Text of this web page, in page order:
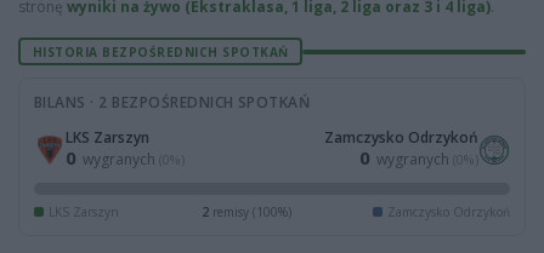
stronę wyniki na żywo (Ekstraklasa, 1 liga, 2 liga oraz 3 i 4 liga).
HISTORIA BEZPOŚREDNICH SPOTKAŃ
BILANS · 2 BEZPOŚREDNICH SPOTKAŃ
LKS Zarszyn
0 wygranych (0%)
Zamczysko Odrzykoń
0 wygranych (0%)
LKS Zarszyn 2remisy (100%) Zamczysko Odrzykoń